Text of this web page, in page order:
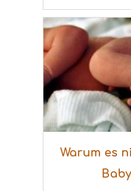
Warum es